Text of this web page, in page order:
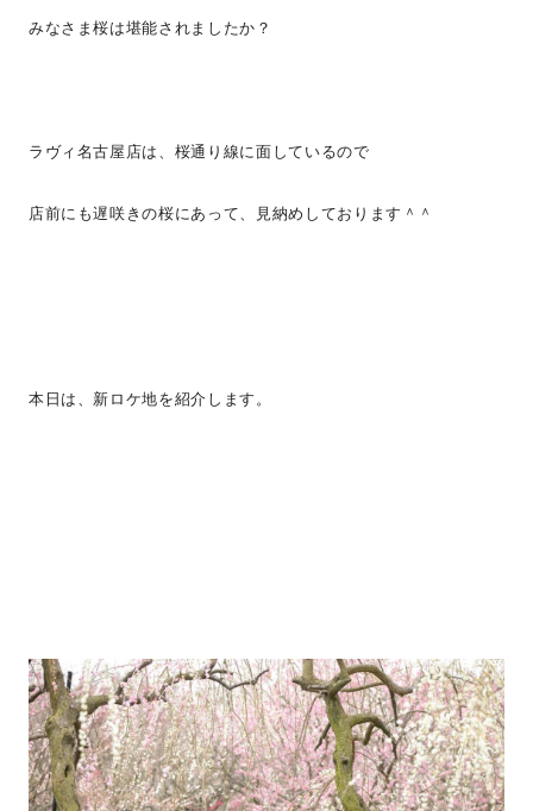
みなさま桜は堪能されましたか？
ラヴィ名古屋店は、桜通り線に面しているので
店前にも遅咲きの桜にあって、見納めしております＾＾
本日は、新ロケ地を紹介します。